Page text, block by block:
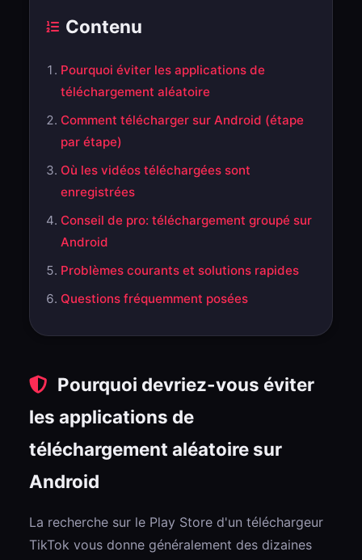
Contenu
Pourquoi éviter les applications de
téléchargement aléatoire
Comment télécharger sur Android (étape
par étape)
Où les vidéos téléchargées sont
enregistrées
Conseil de pro: téléchargement groupé sur
Android
Problèmes courants et solutions rapides
Questions fréquemment posées
Pourquoi devriez-vous éviter
les applications de
téléchargement aléatoire sur
Android
La recherche sur le Play Store d'un téléchargeur
TikTok vous donne généralement des dizaines